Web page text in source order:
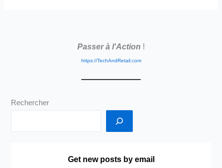
Office365
totalement
Passer à l'Action !
https://TechAndRetail.com
Rechercher
Get new posts by email